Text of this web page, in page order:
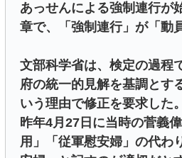
あっせんによる強制連行が
章で、「強制連行」が「動
文部科学省は、検定の過程
府の統一的見解を基調とす
いう理由で修正を要求した
昨年4月27日に当時の菅義
用」「従軍慰安婦」の代わ